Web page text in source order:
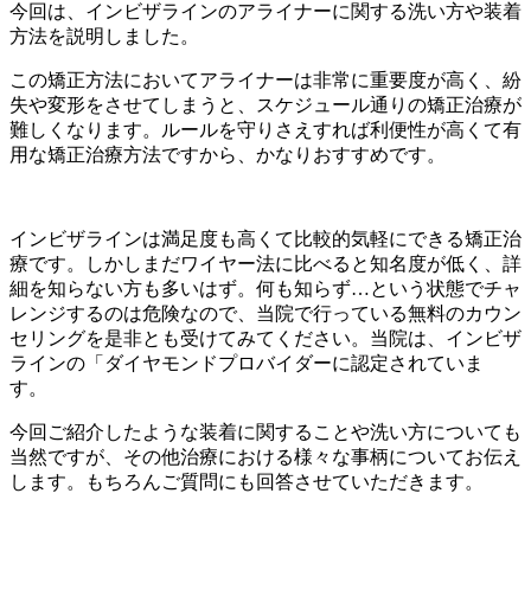
今回は、インビザラインのアライナーに関する洗い方や装着
方法を説明しました。
この矯正方法においてアライナーは非常に重要度が高く、紛
失や変形をさせてしまうと、スケジュール通りの矯正治療が
難しくなります。ルールを守りさえすれば利便性が高くて有
用な矯正治療方法ですから、かなりおすすめです。
インビザラインは満足度も高くて比較的気軽にできる矯正治
療です。しかしまだワイヤー法に比べると知名度が低く、詳
細を知らない方も多いはず。何も知らず…という状態でチャ
レンジするのは危険なので、当院で行っている無料のカウン
セリングを是非とも受けてみてください。当院は、インビザ
ラインの「ダイヤモンドプロバイダーに認定されていま
す。
今回ご紹介したような装着に関することや洗い方についても
当然ですが、その他治療における様々な事柄についてお伝え
します。もちろんご質問にも回答させていただきます。